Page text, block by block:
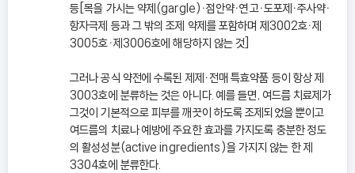
등[목을 가시는 약제(gargle)ㆍ점안약ㆍ연고ㆍ도포제ㆍ주사약ㆍ
항자극제 등과 그 밖의 조제 약제를 포함하며 제3002호ㆍ제
3005호ㆍ제3006호에 해당하지 않는 것]
그러나 공식 약전에 수록된 제제ㆍ전매 특효약품 등이 항상 제
3003호에 분류하는 것은 아니다. 예를 들면, 여드름 치료제가
그것이 기본적으로 피부를 깨끗이 하도록 조제되었을 뿐이고
여드름의 치료나 예방에 주요한 효과를 가지도록 충분한 정도
의 활성성분(active ingredients)을 가지지 않는 한 제
3304호에 분류한다.